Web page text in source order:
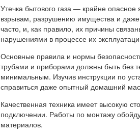
Утечка бытового газа — крайне
взрывам, разрушению имущества и
часто, и, как правило, их причины
нарушениями в процессе их
Основные правила и нормы
трубами и приборами должны быть без
минимальным. Изучив инструкции по
справиться даже опытный домашний
Качественная техника имеет высокую
подключении. Работы по монтажу
материалов.